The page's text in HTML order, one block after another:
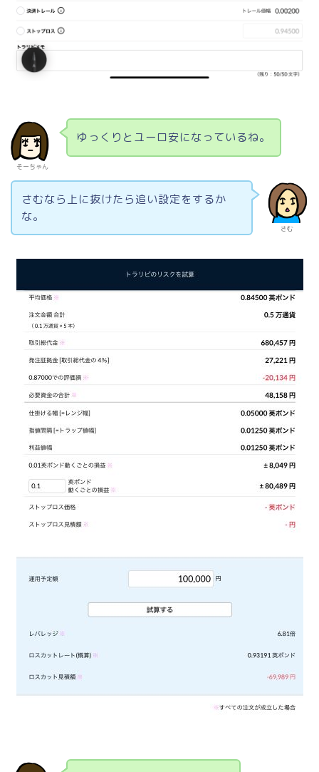
そーちゃん
ゆっくりとユーロ安になっているね。
さむ
さむなら上に抜けたら追い設定をするか
な。